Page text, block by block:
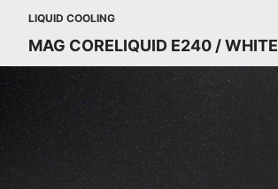
LIQUID COOLING
MAG CORELIQUID E240 / WHITE